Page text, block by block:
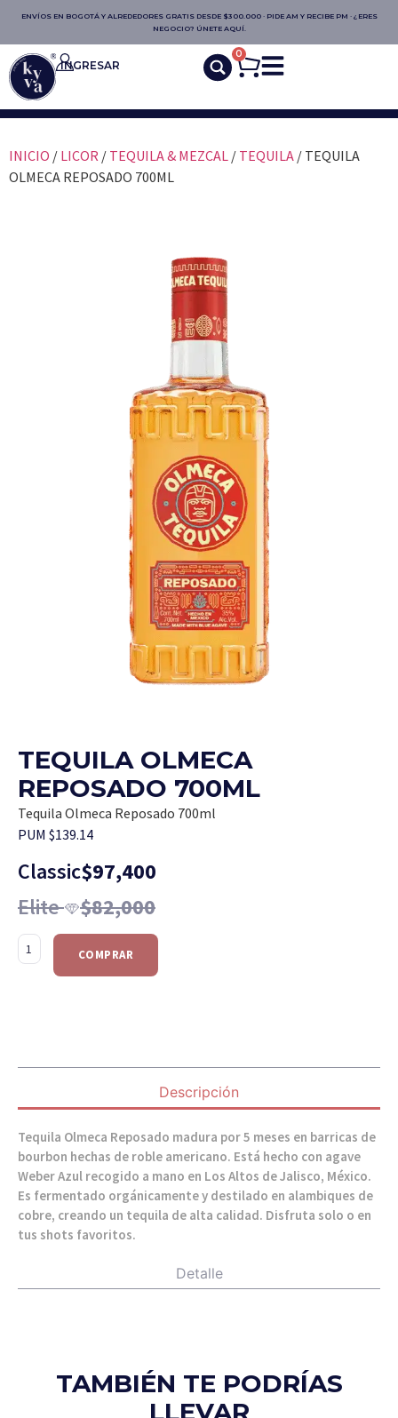
ENVÍOS EN BOGOTÁ Y ALREDEDORES GRATIS DESDE $300.000 · PIDE AM Y RECIBE PM · ¿ERES
NEGOCIO? ÚNETE AQUÍ.
INGRESAR
0
INICIO / LICOR / TEQUILA & MEZCAL / TEQUILA / TEQUILA
OLMECA REPOSADO 700ML
TEQUILA OLMECA
REPOSADO 700ML
Tequila Olmeca Reposado 700ml
PUM $139.14
Classic$97,400
Elite $82,000
COMPRAR
Descripción
Detalle
Tequila Olmeca Reposado madura por 5 meses en barricas de
bourbon hechas de roble americano. Está hecho con agave
Weber Azul recogido a mano en Los Altos de Jalisco, México.
Es fermentado orgánicamente y destilado en alambiques de
cobre, creando un tequila de alta calidad. Disfruta solo o en
tus shots favoritos.
TAMBIÉN TE PODRÍAS
LLEVAR